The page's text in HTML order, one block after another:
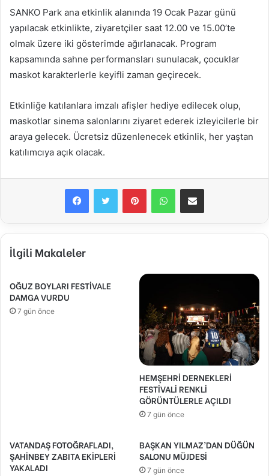
SANKO Park ana etkinlik alanında 19 Ocak Pazar günü
yapılacak etkinlikte, ziyaretçiler saat 12.00 ve 15.00’te
olmak üzere iki gösterimde ağırlanacak. Program
kapsamında sahne performansları sunulacak, çocuklar
maskot karakterlerle keyifli zaman geçirecek.
Etkinliğe katılanlara imzalı afişler hediye edilecek olup,
maskotlar sinema salonlarını ziyaret ederek izleyicilerle bir
araya gelecek. Ücretsiz düzenlenecek etkinlik, her yaştan
katılımcıya açık olacak.
FacebookTwitter PinterestWhatsAppE-Posta ile paylaş
İlgili Makaleler
OĞUZ BOYLARI FESTİVALE
DAMGA VURDU
7 gün önce
HEMŞEHRİ DERNEKLERİ
FESTİVALİ RENKLİ
GÖRÜNTÜLERLE AÇILDI
7 gün önce
VATANDAŞ FOTOĞRAFLADI,
ŞAHİNBEY ZABITA EKİPLERİ
YAKALADI
BAŞKAN YILMAZ’DAN DÜĞÜN
SALONU MÜJDESİ
7 gün önce